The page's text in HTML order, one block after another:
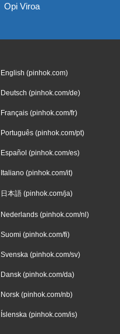
Opi Viroa
English (pinhok.com)
Deutsch (pinhok.com/de)
Français (pinhok.com/fr)
Português (pinhok.com/pt)
Español (pinhok.com/es)
Italiano (pinhok.com/it)
日本語 (pinhok.com/ja)
Nederlands (pinhok.com/nl)
Suomi (pinhok.com/fi)
Svenska (pinhok.com/sv)
Dansk (pinhok.com/da)
Norsk (pinhok.com/nb)
Íslenska (pinhok.com/is)